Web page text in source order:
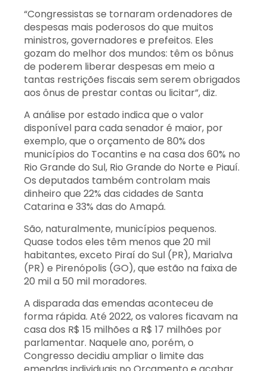
“Congressistas se tornaram ordenadores de
despesas mais poderosos do que muitos
ministros, governadores e prefeitos. Eles
gozam do melhor dos mundos: têm os bônus
de poderem liberar despesas em meio a
tantas restrições fiscais sem serem obrigados
aos ônus de prestar contas ou licitar”, diz.
A análise por estado indica que o valor
disponível para cada senador é maior, por
exemplo, que o orçamento de 80% dos
municípios do Tocantins e na casa dos 60% no
Rio Grande do Sul, Rio Grande do Norte e Piauí.
Os deputados também controlam mais
dinheiro que 22% das cidades de Santa
Catarina e 33% das do Amapá.
São, naturalmente, municípios pequenos.
Quase todos eles têm menos que 20 mil
habitantes, exceto Piraí do Sul (PR), Marialva
(PR) e Pirenópolis (GO), que estão na faixa de
20 mil a 50 mil moradores.
A disparada das emendas aconteceu de
forma rápida. Até 2022, os valores ficavam na
casa dos R$ 15 milhões a R$ 17 milhões por
parlamentar. Naquele ano, porém, o
Congresso decidiu ampliar o limite das